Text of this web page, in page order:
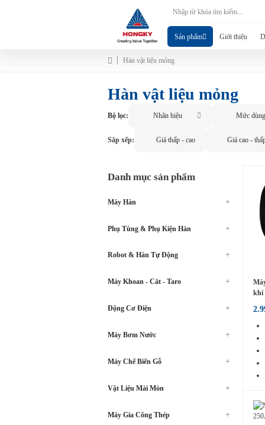
Sản phẩm Giới thiệu
Hàn vật liệu mỏng
Hàn vật liệu mỏng
Bộ lọc: Nhãn hiệu Mức dùng
Sắp xếp: Giá thấp - cao Giá cao -
Danh mục sản phẩm
Máy Hàn
Phụ Tùng & Phụ Kiện Hàn
Robot & Hàn Tự Động
Máy Khoan - Cắt - Taro
Động Cơ Điện
Máy Bơm Nước
Máy Chế Biến Gỗ
Vật Liệu Mài Mòn
Máy Gia Công Thép
khí